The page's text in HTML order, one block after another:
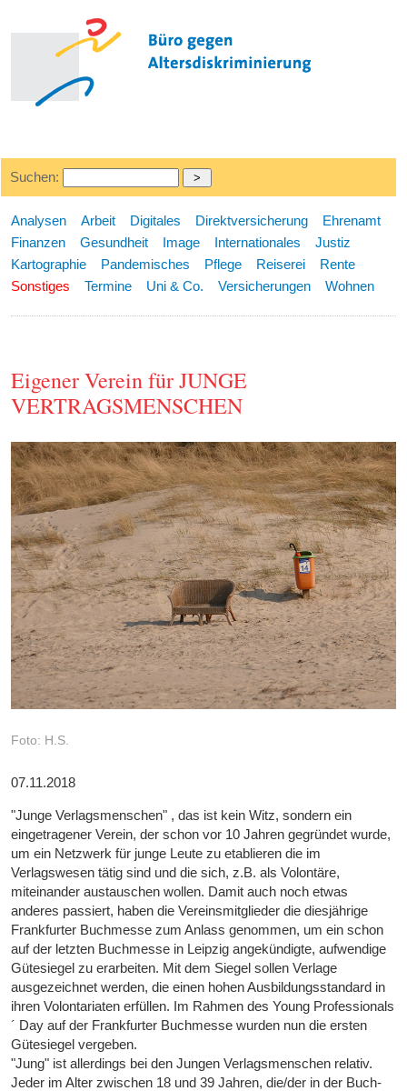
Suchen:
Analysen Arbeit Digitales Direktversicherung
Ehrenamt
Finanzen
Gesundheit Image Internationales
Justiz
Kartographie
Pandemisches Pflege Reiserei
Rente
Sonstiges
Termine Uni & Co. Versicherungen Wohnen
Eigener Verein für JUNGE
VERTRAGSMENSCHEN
Foto: H.S.
07.11.2018
"Junge Verlagsmenschen" , das ist kein Witz, sondern ein
eingetragener Verein, der schon vor 10 Jahren gegründet wurde,
um ein Netzwerk für junge Leute zu etablieren die im
Verlagswesen tätig sind und die sich, z.B. als Volontäre,
miteinander austauschen wollen. Damit auch noch etwas
anderes passiert, haben die Vereinsmitglieder die diesjährige
Frankfurter Buchmesse zum Anlass genommen, um ein schon
auf der letzten Buchmesse in Leipzig angekündigte, aufwendige
Gütesiegel zu erarbeiten. Mit dem Siegel sollen Verlage
ausgezeichnet werden, die einen hohen Ausbildungsstandard in
ihren Volontariaten erfüllen. Im Rahmen des Young Professionals
´ Day auf der Frankfurter Buchmesse wurden nun die ersten
Gütesiegel vergeben.
"Jung" ist allerdings bei den Jungen Verlagsmenschen relativ.
Jeder im Alter zwischen 18 und 39 Jahren, die/der in der Buch-